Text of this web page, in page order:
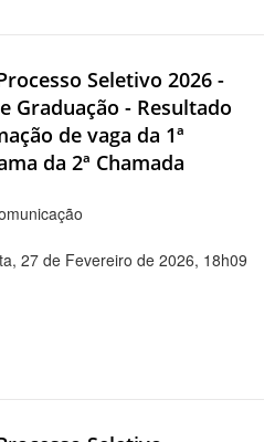
Seletivo 2026 -
Graduação - Resultado
de vaga da 1ª
da 2ª Chamada
27 de Fevereiro de 2026, 18h09